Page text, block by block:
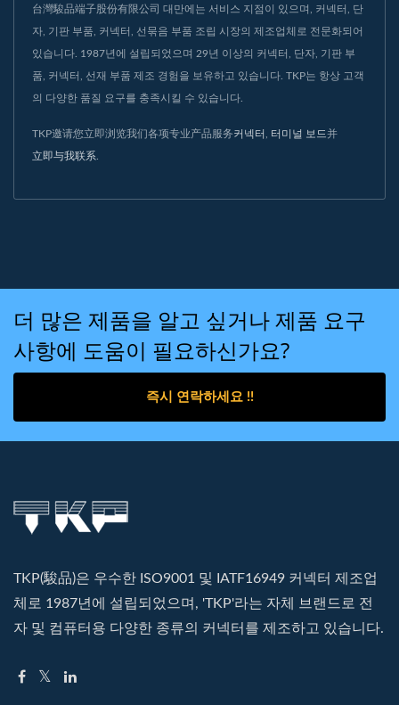
台灣駿品端子股份有限公司 대만에는 서비스 지점이 있으며, 커넥터, 단
자, 기판 부품, 커넥터, 선묶음 부품 조립 시장의 제조업체로 전문화되어
있습니다. 1987년에 설립되었으며 29년 이상의 커넥터, 단자, 기판 부
품, 커넥터, 선재 부품 제조 경험을 보유하고 있습니다. TKP는 항상 고객
의 다양한 품질 요구를 충족시킬 수 있습니다.
TKP邀请您立即浏览我们各项专业产品服务커넥터 터미널 보드并
立即与我联系
더 많은 제품을 알고 싶거나 제품 요구
사항에 도움이 필요하신가요?
즉시 연락하세요 !!
TKP(駿品)은 우수한 ISO9001 및 IATF16949 커넥터 제조업
체로 1987년에 설립되었으며, 'TKP'라는 자체 브랜드로 전
자 및 컴퓨터용 다양한 종류의 커넥터를 제조하고 있습니다.